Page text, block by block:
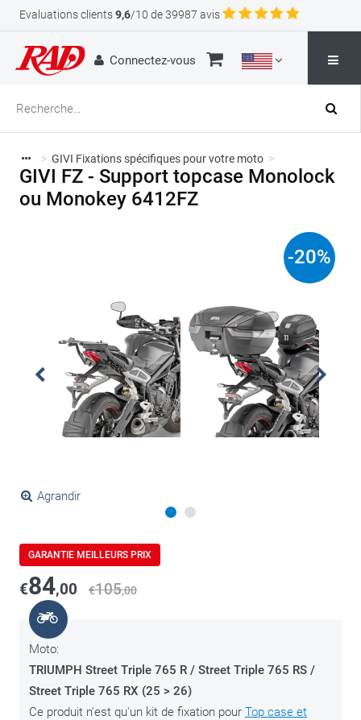
Evaluations clients9,6/10 de 39987 avis
Connectez-vous
> GIVI Fixations spécifiques pour votre moto >
GIVI FZ - Support topcase Monolock
ou Monokey 6412FZ
Agrandir
-20%
GARANTIE MEILLEURS PRIX
€84,00 €105,00
Moto:
TRIUMPH Street Triple 765 R / Street Triple 765 RS /
Street Triple 765 RX (25 > 26)
Ce produit n'est qu'un kit de fixation pour Top case et